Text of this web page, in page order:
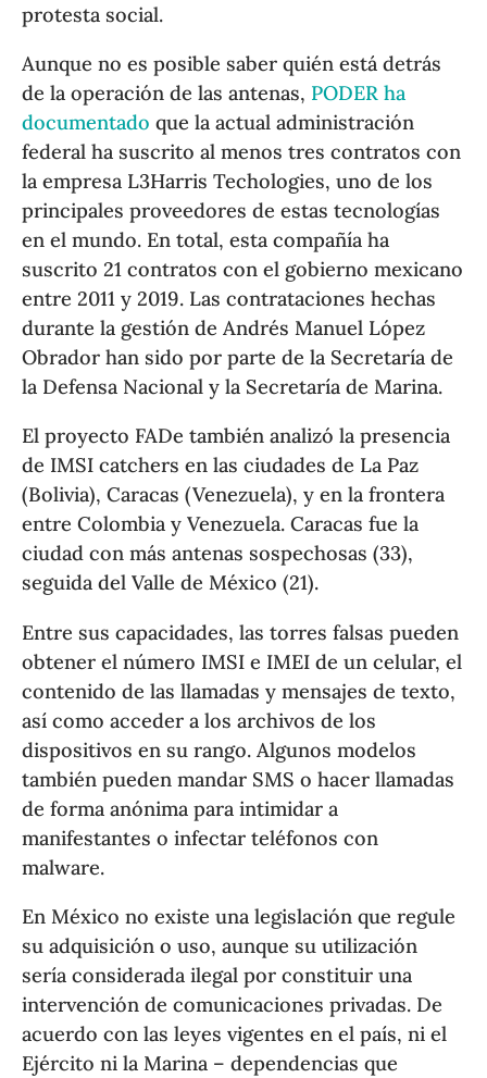
protesta social.
Aunque no es posible saber quién está detrás
de la operación de las antenas, PODER ha
documentado que la actual administración
federal ha suscrito al menos tres contratos con
la empresa L3Harris Techologies, uno de los
principales proveedores de estas tecnologías
en el mundo. En total, esta compañía ha
suscrito 21 contratos con el gobierno mexicano
entre 2011 y 2019. Las contrataciones hechas
durante la gestión de Andrés Manuel López
Obrador han sido por parte de la Secretaría de
la Defensa Nacional y la Secretaría de Marina.
El proyecto FADe también analizó la presencia
de IMSI catchers en las ciudades de La Paz
(Bolivia), Caracas (Venezuela), y en la frontera
entre Colombia y Venezuela. Caracas fue la
ciudad con más antenas sospechosas (33),
seguida del Valle de México (21).
Entre sus capacidades, las torres falsas pueden
obtener el número IMSI e IMEI de un celular, el
contenido de las llamadas y mensajes de texto,
así como acceder a los archivos de los
dispositivos en su rango. Algunos modelos
también pueden mandar SMS o hacer llamadas
de forma anónima para intimidar a
manifestantes o infectar teléfonos con
malware.
En México no existe una legislación que regule
su adquisición o uso, aunque su utilización
sería considerada ilegal por constituir una
intervención de comunicaciones privadas. De
acuerdo con las leyes vigentes en el país, ni el
Ejército ni la Marina – dependencias que